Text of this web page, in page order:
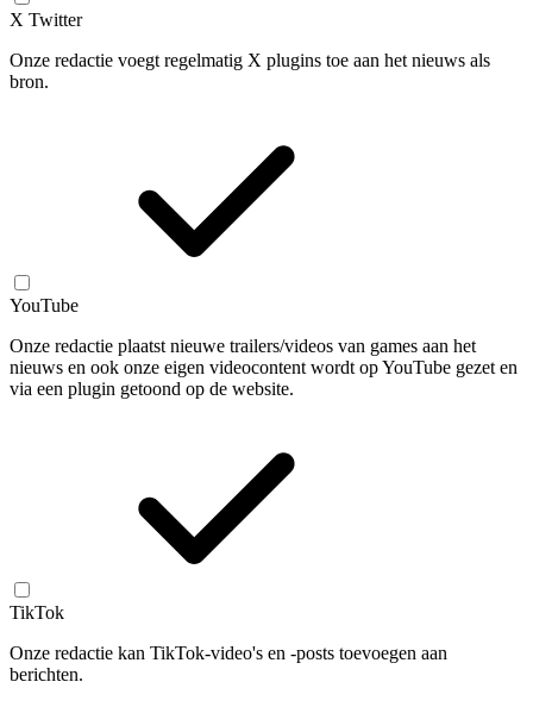
X Twitter
Onze redactie voegt regelmatig X plugins toe aan het nieuws als
bron.
YouTube
Onze redactie plaatst nieuwe trailers/videos van games aan het
nieuws en ook onze eigen videocontent wordt op YouTube gezet en
via een plugin getoond op de website.
TikTok
Onze redactie kan TikTok-video's en -posts toevoegen aan
berichten.